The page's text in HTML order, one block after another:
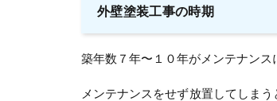
外壁塗装工事の時期
築年数７年〜１０年がメンテナンス
メンテナンスをせず放置してしま